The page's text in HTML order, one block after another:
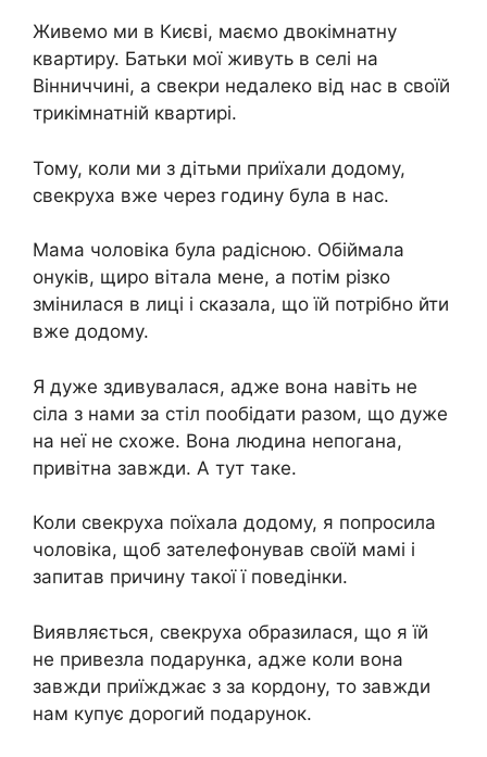
Живемо ми в Києві, маємо двокімнатну
квартиру. Батьки мої живуть в селі на
Вінниччині, а свекри недалеко від нас в своїй
трикімнатній квартирі.
Тому, коли ми з дітьми приїхали додому,
свекруха вже через годину була в нас.
Мама чоловіка була радісною. Обіймала
онуків, щиро вітала мене, а потім різко
змінилася в лиці і сказала, що їй потрібно йти
вже додому.
Я дуже здивувалася, адже вона навіть не
сіла з нами за стіл пообідати разом, що дуже
на неї не схоже. Вона людина непогана,
привітна завжди. А тут таке.
Коли свекруха поїхала додому, я попросила
чоловіка, щоб зателефонував своїй мамі і
запитав причину такої ї поведінки.
Виявляється, свекруха образилася, що я їй
не привезла подарунка, адже коли вона
завжди приїжджає з за кордону, то завжди
нам купує дорогий подарунок.